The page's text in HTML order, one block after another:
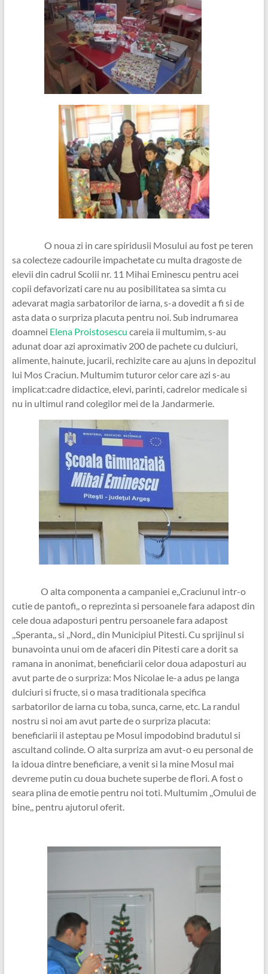
O noua zi in care spiridusii Mosului au fost pe teren
sa colecteze cadourile impachetate cu multa dragoste de
elevii din cadrul Scolii nr. 11 Mihai Eminescu pentru acei
copii defavorizati care nu au posibilitatea sa simta cu
adevarat magia sarbatorilor de iarna, s-a dovedit a fi si de
asta data o surpriza placuta pentru noi. Sub indrumarea
doamnei Elena Proistosescu careia ii multumim, s-au
adunat doar azi aproximativ 200 de pachete cu dulciuri,
alimente, hainute, jucarii, rechizite care au ajuns in depozitul
lui Mos Craciun. Multumim tuturor celor care azi s-au
implicat:cadre didactice, elevi, parinti, cadrelor medicale si
nu in ultimul rand colegilor mei de la Jandarmerie.
O alta componenta a campaniei e,,Craciunul intr-o
cutie de pantofi,, o reprezinta si persoanele fara adapost din
cele doua adaposturi pentru persoanele fara adapost
,,Speranta,, si ,,Nord,, din Municipiul Pitesti. Cu sprijinul si
bunavointa unui om de afaceri din Pitesti care a dorit sa
ramana in anonimat, beneficiarii celor doua adaposturi au
avut parte de o surpriza: Mos Nicolae le-a adus pe langa
dulciuri si fructe, si o masa traditionala specifica
sarbatorilor de iarna cu toba, sunca, carne, etc. La randul
nostru si noi am avut parte de o surpriza placuta:
beneficiarii il asteptau pe Mosul impodobind bradutul si
ascultand colinde. O alta surpriza am avut-o eu personal de
la idoua dintre beneficiare, a venit si la mine Mosul mai
devreme putin cu doua buchete superbe de flori. A fost o
seara plina de emotie pentru noi toti. Multumim ,,Omului de
bine,, pentru ajutorul oferit.